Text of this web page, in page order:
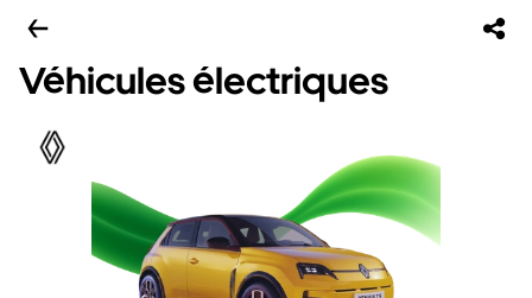
Véhicules électriques